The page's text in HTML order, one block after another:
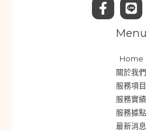
Menu
Home
關於我們
服務項目
服務實績
服務據點
最新消息